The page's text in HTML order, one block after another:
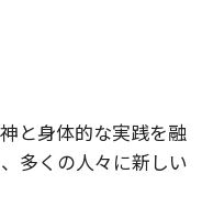
と身体的な実践を融
多くの人々に新しい